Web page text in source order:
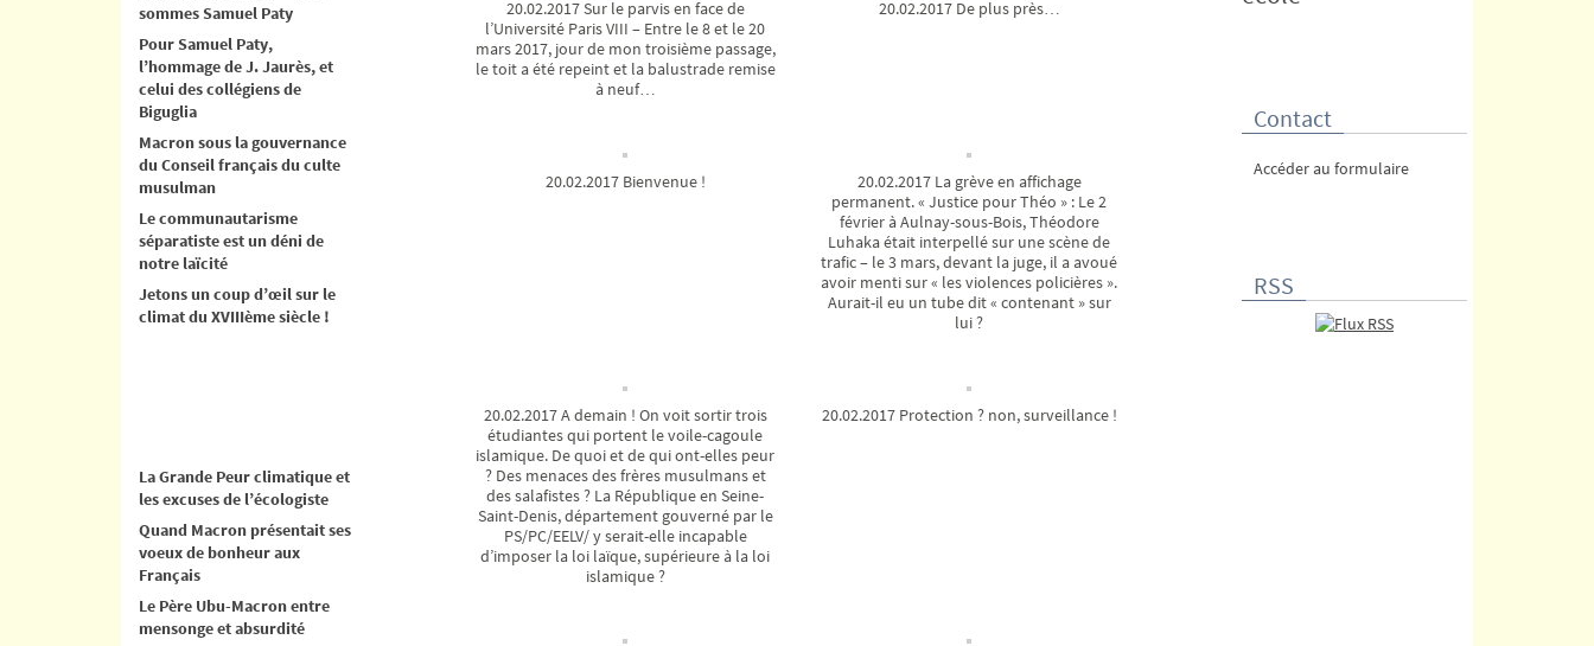
20.02.2017 Sur le parvis en face de
l’Université Paris VIII – Entre le 8 et le 20
mars 2017, jour de mon troisième passage,
le toit a été repeint et la balustrade remise
à neuf…
20.02.2017 De plus près…
20.02.2017 Bienvenue !
20.02.2017 La grève en affichage
permanent. « Justice pour Théo » : Le 2
février à Aulnay-sous-Bois, Théodore
Luhaka était interpellé sur une scène de
trafic – le 3 mars, devant la juge, il a avoué
avoir menti sur « les violences policières ».
Aurait-il eu un tube dit « contenant » sur
lui ?
20.02.2017 A demain ! On voit sortir trois
étudiantes qui portent le voile-cagoule
islamique. De quoi et de qui ont-elles peur
? Des menaces des frères musulmans et
des salafistes ? La République en Seine-
Saint-Denis, département gouverné par le
PS/PC/EELV/ y serait-elle incapable
d’imposer la loi laïque, supérieure à la loi
islamique ?
20.02.2017 Protection ? non, surveillance !
sommes Samuel Paty
Pour Samuel Paty,
l’hommage de J. Jaurès, et
celui des collégiens de
Biguglia
Macron sous la gouvernance
du Conseil français du culte
musulman
Le communautarisme
séparatiste est un déni de
notre laïcité
Jetons un coup d’œil sur le
climat du XVIIIème siècle !
La Grande Peur climatique et
les excuses de l’écologiste
Quand Macron présentait ses
voeux de bonheur aux
Français
Le Père Ubu-Macron entre
mensonge et absurdité
Contact
Accéder au formulaire
RSS